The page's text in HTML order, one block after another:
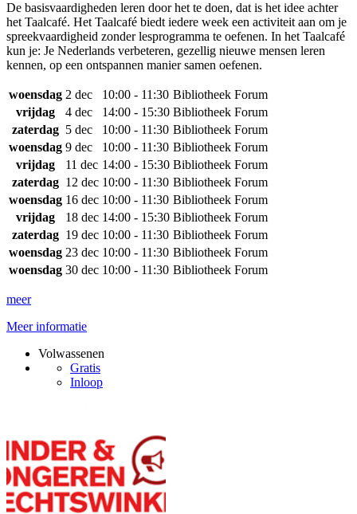
De basisvaardigheden leren door het te doen, dat is het idee achter
het Taalcafé. Het Taalcafé biedt iedere week een activiteit aan om je
spreekvaardigheid zonder lesprogramma te oefenen. In het Taalcafé
kun je: Je Nederlands verbeteren, gezellig nieuwe mensen leren
kennen, op een ontspannen manier samen oefenen.
woensdag 2 dec 10:00 - 11:30 Bibliotheek Forum
vrijdag
4 dec 14:00 - 15:30 Bibliotheek Forum
zaterdag 5 dec 10:00 - 11:30 Bibliotheek Forum
woensdag 9 dec 10:00 - 11:30 Bibliotheek Forum
vrijdag
11 dec 14:00 - 15:30 Bibliotheek Forum
zaterdag 12 dec 10:00 - 11:30 Bibliotheek Forum
woensdag 16 dec 10:00 - 11:30 Bibliotheek Forum
vrijdag
18 dec 14:00 - 15:30 Bibliotheek Forum
zaterdag 19 dec 10:00 - 11:30 Bibliotheek Forum
woensdag 23 dec 10:00 - 11:30 Bibliotheek Forum
woensdag 30 dec 10:00 - 11:30 Bibliotheek Forum
meer
Meer informatie
Volwassenen
Gratis
Inloop